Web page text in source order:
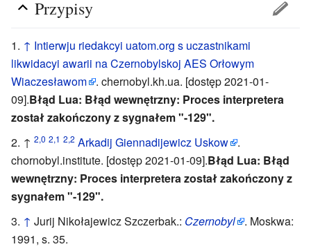
Przypisy
↑ Intierwju riedakcyi uatom.org s uczastnikami
likwidacyi awarii na Czernobylskoj AES Orłowym
Wiaczesławom
. chernobyl.kh.ua. [dostęp 2021-01-
09].Błąd Lua: Błąd wewnętrzny: Proces interpretera
został zakończony z sygnałem "-129".
↑ 2,0 2,1 2,2 Arkadij Giennadijewicz Uskow
.
chornobyl.institute. [dostęp 2021-01-09].Błąd Lua: Błąd
wewnętrzny: Proces interpretera został zakończony z
sygnałem "-129".
↑ Jurij Nikołajewicz Szczerbak.: Czernobyl
. Moskwa:
1991, s. 35.